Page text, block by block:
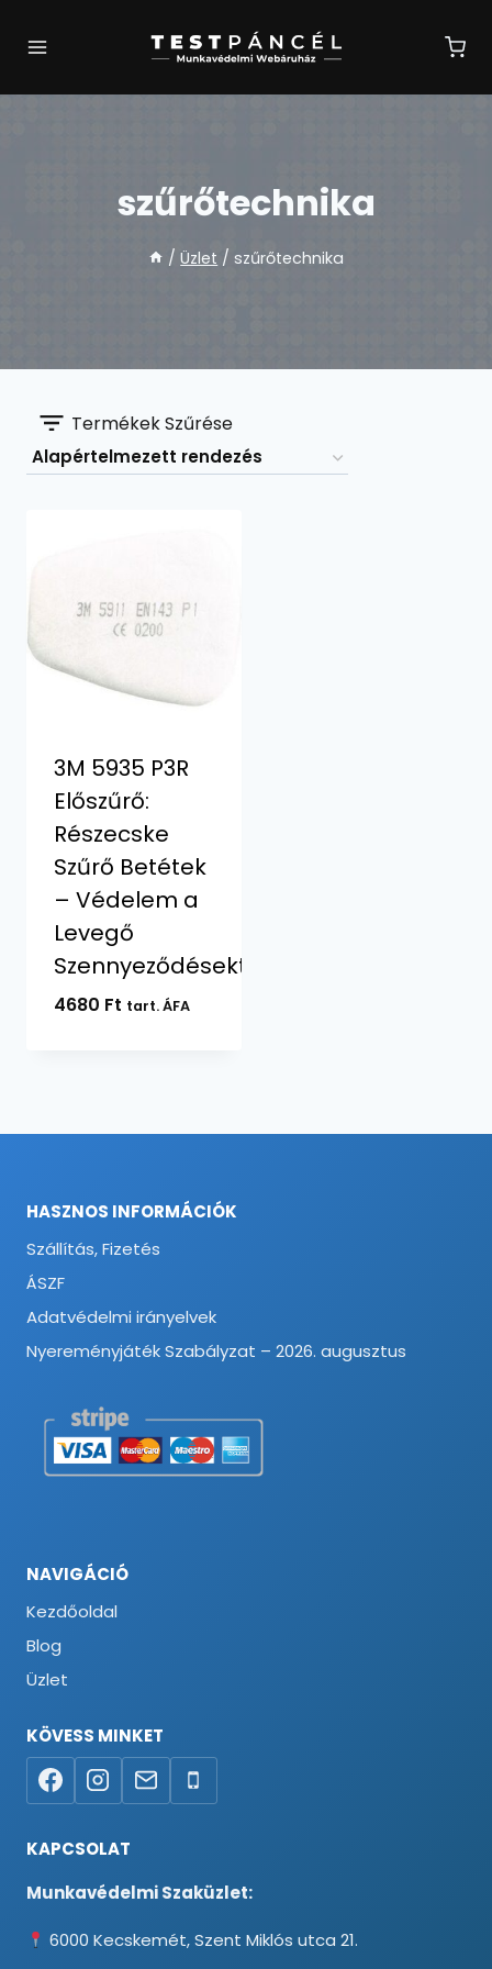
szűrőtechnika
/ Üzlet / szűrőtechnika
Termékek Szűrése
3M 5935 P3R
Előszűrő:
Részecske
Szűrő Betétek
– Védelem a
Levegő
Szennyeződésektől
4680 Ft tart. ÁFA
HASZNOS INFORMÁCIÓK
Szállítás, Fizetés
ÁSZF
Adatvédelmi irányelvek
Nyereményjáték Szabályzat – 2026. augusztus
NAVIGÁCIÓ
Kezdőoldal
Blog
Üzlet
KÖVESS MINKET
KAPCSOLAT
Munkavédelmi Szaküzlet:
6000 Kecskemét, Szent Miklós utca 21.